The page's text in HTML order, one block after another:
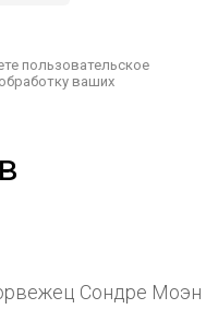
пользовательское
ваших
Сондре Моэн